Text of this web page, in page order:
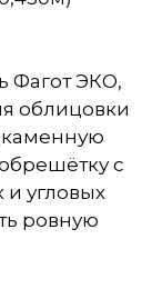
Фагот ЭКО,
облицовки
каменную
с
угловых
ровную